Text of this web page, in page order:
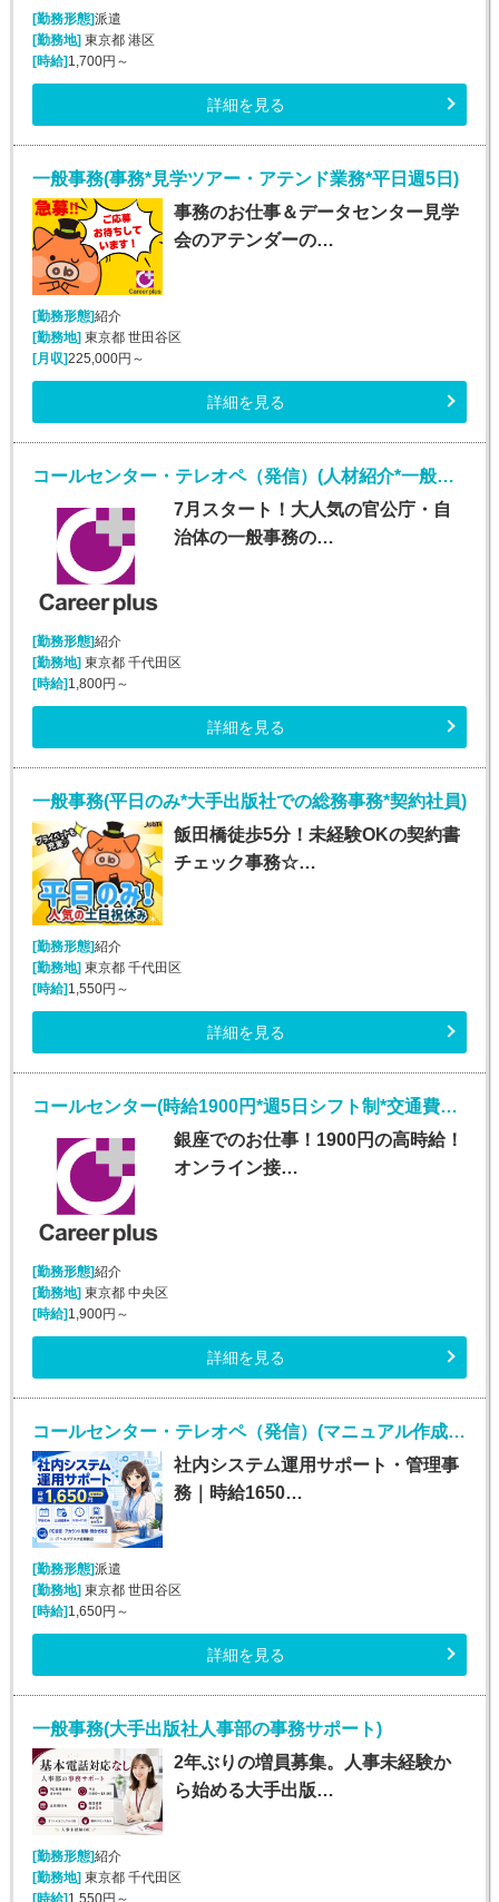
[勤務形態]派遣
[勤務地]東京都 港区
[時給]1,700円～
詳細を見る
一般事務(事務*見学ツアー・アテンド業務*平日週5日)
事務のお仕事＆データセンター見学
会のアテンダーの…
[勤務形態]紹介
[勤務地] 東京都 世田谷区
[月収]225,000円～
詳細を見る
コールセンター・テレオペ（発信）(人材紹介*一般事務、審査案件*安定収入*大手町勤務)
7月スタート！大人気の官公庁・自
治体の一般事務の…
[勤務形態]紹介
[勤務地] 東京都 千代田区
[時給] 1,800円～
詳細を見る
一般事務(平日のみ*大手出版社での総務事務*契約社員)
飯田橋徒歩5分！未経験OKの契約書
チェック事務☆…
[勤務形態]紹介
[勤務地]東京都 千代田区
[時給]1,550円～
詳細を見る
コールセンター(時給1900円*週5日シフト制*交通費有あり*人材紹介)
銀座でのお仕事！1900円の高時給！
オンライン接…
[勤務形態]紹介
[勤務地]東京都 中央区
[時給]1,900円～
詳細を見る
コールセンター・テレオペ（発信）(マニュアル作成*研修担当業務*一般事務*週5日*高時給)
社内システム運用サポート・管理事
務｜時給1650…
[勤務形態]派遣
[勤務地] 東京都 世田谷区
[時給] 1,650円～
詳細を見る
一般事務(大手出版社人事部の事務サポート)
2年ぶりの増員募集。人事未経験か
ら始める大手出版…
[勤務形態]紹介
[勤務地] 東京都 千代田区